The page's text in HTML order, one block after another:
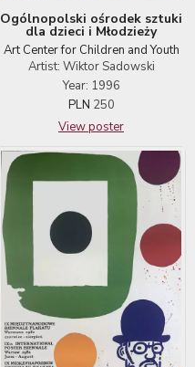
Ogólnopolski ośrodek sztuki
dla dzieci i Młodzieży
Art Center for Children and Youth
Artist: Wiktor Sadowski
Year: 1996
PLN 250
View poster